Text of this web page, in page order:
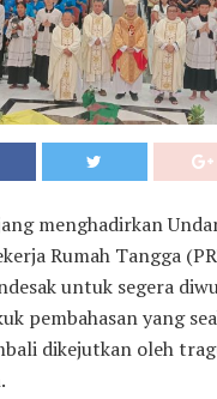
menghadirkan
Rumah Tangga
untuk segera
pembahasan yang
dikejutkan oleh